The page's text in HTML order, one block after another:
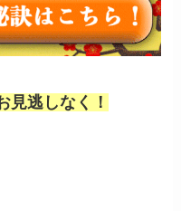
見逃しなく！